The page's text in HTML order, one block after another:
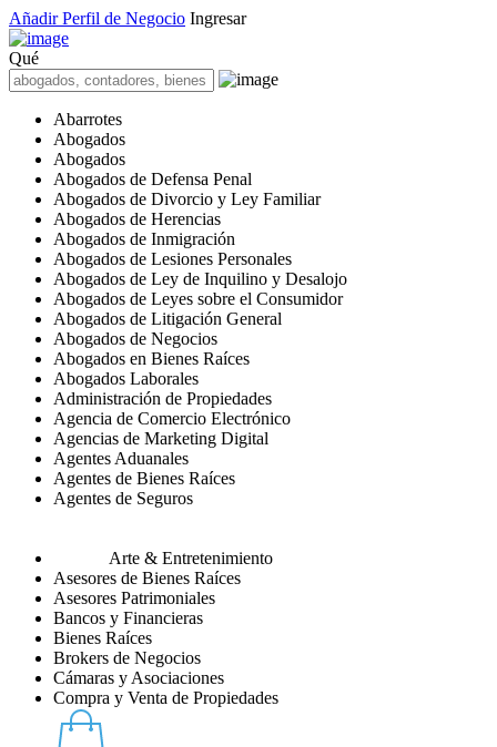
Añadir Perfil de Negocio Ingresar
Qué
Abarrotes
Abogados
Abogados
Abogados de Defensa Penal
Abogados de Divorcio y Ley Familiar
Abogados de Herencias
Abogados de Inmigración
Abogados de Lesiones Personales
Abogados de Ley de Inquilino y Desalojo
Abogados de Leyes sobre el Consumidor
Abogados de Litigación General
Abogados de Negocios
Abogados en Bienes Raíces
Abogados Laborales
Administración de Propiedades
Agencia de Comercio Electrónico
Agencias de Marketing Digital
Agentes Aduanales
Agentes de Bienes Raíces
Agentes de Seguros
Arte & Entretenimiento
Asesores de Bienes Raíces
Asesores Patrimoniales
Bancos y Financieras
Bienes Raíces
Brokers de Negocios
Cámaras y Asociaciones
Compra y Venta de Propiedades